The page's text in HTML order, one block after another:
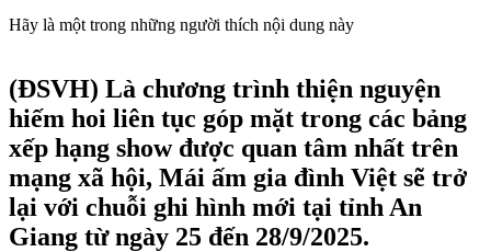
Hãy là một trong những người thích nội dung này
(ĐSVH) Là chương trình thiện nguyện
hiếm hoi liên tục góp mặt trong các bảng
xếp hạng show được quan tâm nhất trên
mạng xã hội, Mái ấm gia đình Việt sẽ trở
lại với chuỗi ghi hình mới tại tỉnh An
Giang từ ngày 25 đến 28/9/2025.